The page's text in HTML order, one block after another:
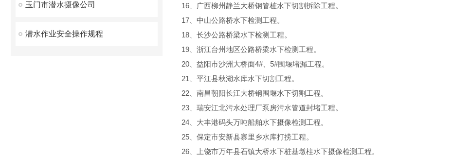
玉门市潜水摄像公司
潜水作业安全操作规程
16、广西柳州静兰大桥钢管桩水下切割拆除工程。
17、中山公路桥水下检测工程。
18、长沙公路桥梁水下检测工程。
19、浙江台州地区公路桥梁水下检测工程。
20、益阳市沙洲大桥面4#、5#围堰堵漏工程。
21、平江县秋湖水库水下切割工程。
22、南昌朝阳长江大桥钢围堰水下切割工程。
23、瑞安江北污水处理厂泵房污水管道封堵工程。
24、大丰港码头万吨船舶水下摄像检测工程。
25、保定市安新县寨里乡水库打捞工程。
26、上饶市万年县石镇大桥水下桩基墩柱水下摄像检测工程。